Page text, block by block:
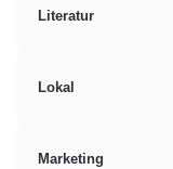
Literatur
Lokal
Marketing